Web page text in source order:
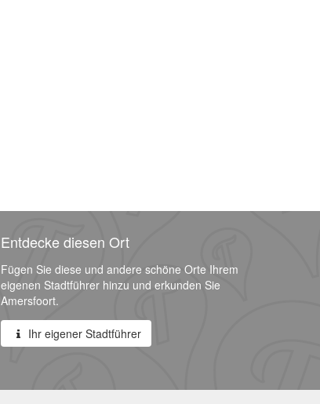
Entdecke diesen Ort
Fügen Sie diese und andere schöne Orte Ihrem
eigenen Stadtführer hinzu und erkunden Sie
Amersfoort.
Ihr eigener Stadtführer